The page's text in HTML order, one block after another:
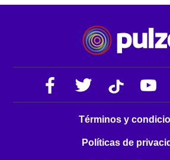
Términos y
Políticas de